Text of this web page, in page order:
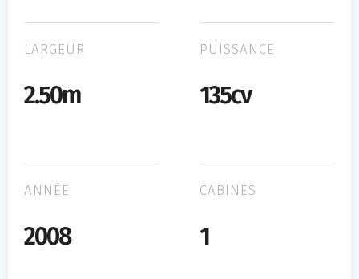
LARGEUR
2.50m
PUISSANCE
135cv
ANNÉE
2008
CABINES
1